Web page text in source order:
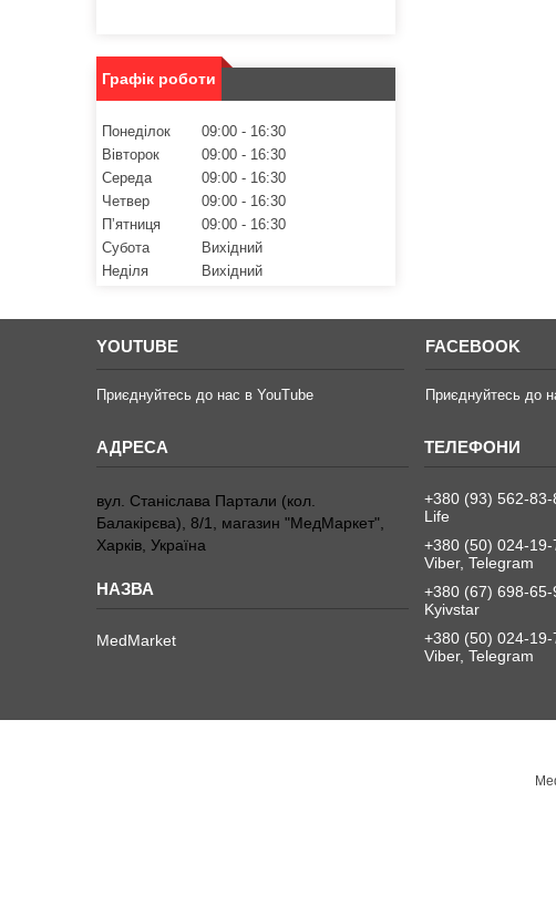
Графік роботи
Понеділок 09:00
16:30
Вівторок
09:00
16:30
Середа
09:00
16:30
Четвер
09:00
16:30
Пʼятниця
09:00
16:30
Субота
Вихідний
Неділя
Вихідний
YOUTUBE
Приєднуйтесь до нас в YouTube
FACEBOOK
Приєднуйтесь до
вул. Станіслава Партали (кол.
Балакірєва), 8/1, магазин "МедМаркет",
Харків, Україна
MedMarket
+380 (93) 562-83-
Life
+380 (50) 024-19-
Viber, Telegram
+380 (67) 698-65-
Kyivstar
+380 (50) 024-19-
Viber, Telegram